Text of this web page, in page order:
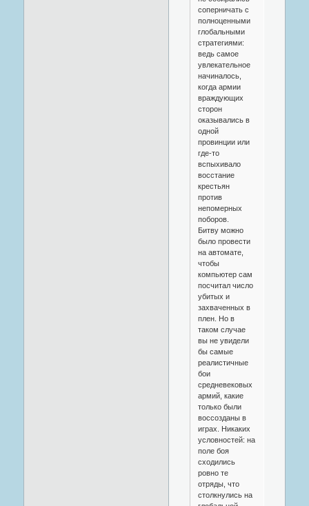
соперничать с
полноценными
глобальными
стратегиями:
ведь самое
увлекательное
начиналось,
когда армии
враждующих
сторон
оказывались в
одной
провинции или
где-то
вспыхивало
восстание
крестьян
против
непомерных
поборов.
Битву можно
было провести
на автомате,
чтобы
компьютер сам
посчитал число
убитых и
захваченных в
плен. Но в
таком случае
вы не увидели
бы самые
реалистичные
бои
средневековых
армий, какие
только были
воссозданы в
играх. Никаких
условностей: на
поле боя
сходились
ровно те
отряды, что
столкнулись на